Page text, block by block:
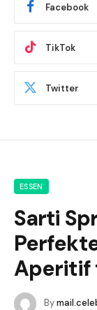
Facebook
TikTok
Twitter
ESSEN
Sarti
Aperitif
By